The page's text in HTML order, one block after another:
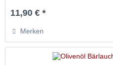
11,90 € *
Merken